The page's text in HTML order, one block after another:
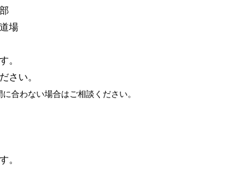
場
。
さい。
合わない場合はご相談ください。
。